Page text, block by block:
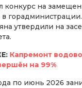
конкурс на
утвердили на
Капремонт
на 99%
по июнь 2026